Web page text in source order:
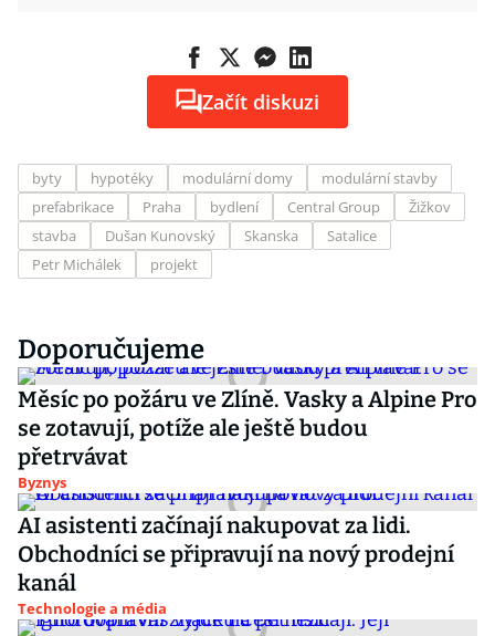
Začít diskuzi
byty hypotéky modulární domy
modulární stavby
prefabrikace
Praha bydlení Central Group
Žižkov
stavba
Dušan Kunovský Skanska
Satalice
Petr Michálek
projekt
Doporučujeme
Měsíc po požáru ve Zlíně. Vasky a Alpine Pro
se zotavují, potíže ale ještě budou
přetrvávat
Byznys
AI asistenti začínají nakupovat za lidi.
Obchodníci se připravují na nový prodejní
kanál
Technologie a média